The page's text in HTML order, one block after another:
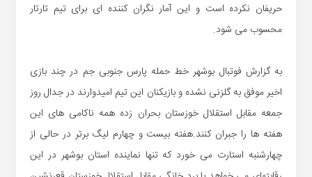
حریفان نکرده است و این آمار نگران کننده ای برای تیم تارتار
محسوب می شود.
به گزارش فوتبال بوشهر خط حمله پارس جنوبی جم در چند بازی
اخیر موفق به گلزنی نشده و بازیکنان این تیم امیدوارند در جدال روز
جمعه مقابل استقلال خوزستان بحران زده همه ناکامی های این
هفته ها را جبران کنند.هفته بیست و چهارم لیگ برتر در حالی از
چهارشنبه استارت می خورد که تنها نماینده استان بوشهر در این